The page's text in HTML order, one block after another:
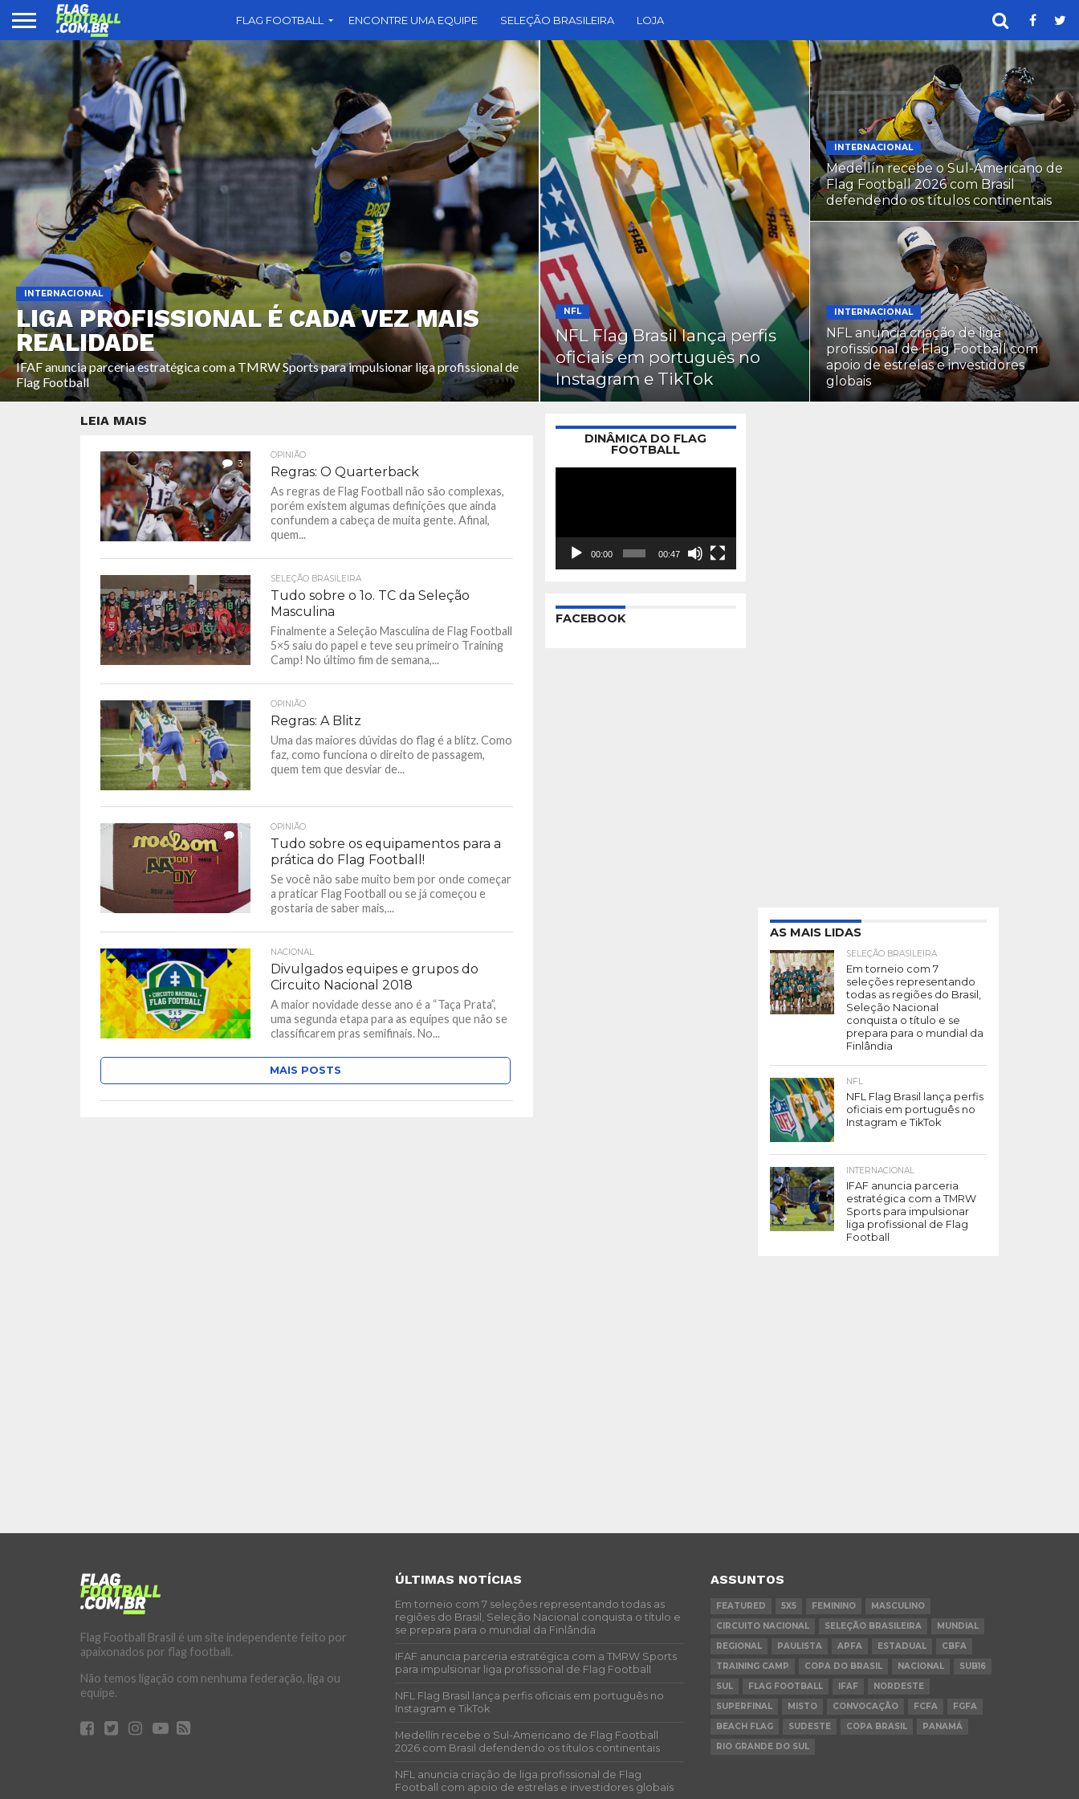
FLAG FOOTBALL ENCONTRE UMA EQUIPE SELEÇÃO BRASILEIRA LOJA
INTERNACIONAL
LIGA PROFISSIONAL É CADA VEZ MAIS
REALIDADE
IFAF anuncia parceria estratégica com a TMRW Sports para impulsionar liga profissional de
Flag Football
NFL
NFL Flag Brasil lança perfis
oficiais em português no
Instagram e TikTok
INTERNACIONAL
Medellín recebe o Sul-Americano de
Flag Football 2026 com Brasil
defendendo os títulos continentais
INTERNACIONAL
NFL anuncia criação de liga
profissional de Flag Football com
apoio de estrelas e investidores
globais
LEIA MAIS
3
OPINIÃO
Regras: O Quarterback
As regras de Flag Football não são complexas,
porém existem algumas definições que ainda
confundem a cabeça de muita gente. Afinal,
quem...
SELEÇÃO BRASILEIRA
Tudo sobre o 1o. TC da Seleção
Masculina
Finalmente a Seleção Masculina de Flag Football
5×5 saiu do papel e teve seu primeiro Training
Camp! No último fim de semana,...
OPINIÃO
Regras: A Blitz
Uma das maiores dúvidas do flag é a blitz. Como
faz, como funciona o direito de passagem,
quem tem que desviar de...
1
OPINIÃO
Tudo sobre os equipamentos para a
prática do Flag Football!
Se você não sabe muito bem por onde começar
a praticar Flag Football ou se já começou e
gostaria de saber mais,...
NACIONAL
Divulgados equipes e grupos do
Circuito Nacional 2018
A maior novidade desse ano é a “Taça Prata”,
uma segunda etapa para as equipes que não se
classificarem pras semifinais. No...
MAIS POSTS
DINÂMICA DO FLAG
FOOTBALL
Tocador
00:00 00:47
FACEBOOK
AS MAIS LIDAS
SELEÇÃO BRASILEIRA
Em torneio com 7
seleções representando
todas as regiões do Brasil,
Seleção Nacional
conquista o título e se
prepara para o mundial da
Finlândia
NFL
NFL Flag Brasil lança perfis
oficiais em português no
Instagram e TikTok
INTERNACIONAL
IFAF anuncia parceria
estratégica com a TMRW
Sports para impulsionar
liga profissional de Flag
Football
Flag Football Brasil é um site independente feito por
apaixonados por flag football.
Não temos ligação com nenhuma federação, liga ou
equipe.
ÚLTIMAS NOTÍCIAS
Em torneio com 7 seleções representando todas as
regiões do Brasil, Seleção Nacional conquista o título e
se prepara para o mundial da Finlândia
IFAF anuncia parceria estratégica com a TMRW Sports
para impulsionar liga profissional de Flag Football
NFL Flag Brasil lança perfis oficiais em português no
Instagram e TikTok
Medellín recebe o Sul-Americano de Flag Football
2026 com Brasil defendendo os títulos continentais
NFL anuncia criação de liga profissional de Flag
Football com apoio de estrelas e investidores globais
ASSUNTOS
FEATURED 5X5 FEMININO
MASCULINO
CIRCUITO NACIONAL
SELEÇÃO BRASILEIRA
MUNDIAL
REGIONAL
PAULISTA APFA ESTADUAL
CBFA
TRAINING CAMP
COPA DO BRASIL NACIONAL
SUB16
SUL
FLAG FOOTBALL IFAF
NORDESTE
SUPERFINAL
MISTO CONVOCAÇÃO FCFA
FGFA
BEACH FLAG
SUDESTE COPA BRASIL
PANAMÁ
RIO GRANDE DO SUL